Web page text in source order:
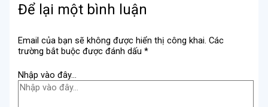
Để lại một bình luận
Email của bạn sẽ không được hiển thị công khai. Các
trường bắt buộc được đánh dấu*
Nhập vào đây...